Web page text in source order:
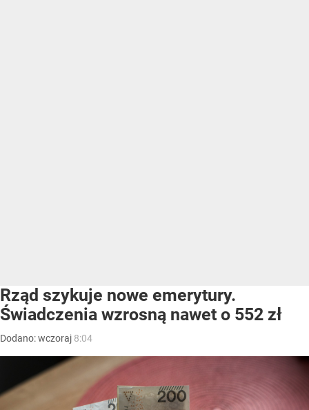
Rząd szykuje nowe emerytury.
Świadczenia wzrosną nawet o 552 zł
Dodano:wczoraj 8:04